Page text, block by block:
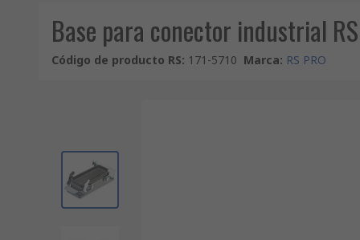
Base para conector industrial
Código de producto RS: 171-5710 Marca: RS PRO